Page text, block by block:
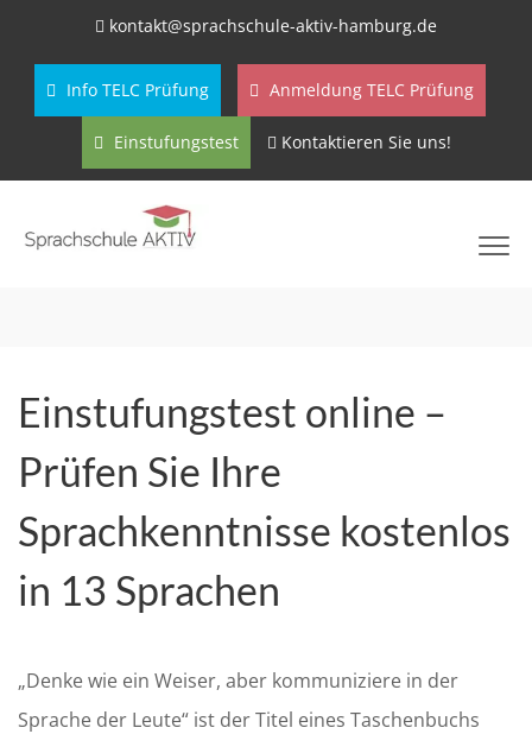
kontakt@sprachschule-aktiv-hamburg.de
Info TELC Prüfung Anmeldung TELC Prüfung
Einstufungstest Kontaktieren Sie uns!
Einstufungstest online –
Prüfen Sie Ihre
Sprachkenntnisse kostenlos
in 13 Sprachen
„Denke wie ein Weiser, aber kommuniziere in der
Sprache der Leute“ ist der Titel eines Taschenbuchs